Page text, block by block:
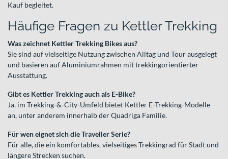
Kauf begleitet.
Häufige Fragen zu Kettler Trekking
Was zeichnet Kettler Trekking Bikes aus?
Sie sind auf vielseitige Nutzung zwischen Alltag und Tour ausgelegt
und basieren auf Aluminiumrahmen mit trekkingorientierter
Ausstattung.
Gibt es Kettler Trekking auch als E-Bike?
Ja, im Trekking-&-City-Umfeld bietet Kettler E-Trekking-Modelle
an, unter anderem innerhalb der Quadriga Familie.
Für wen eignet sich die Traveller Serie?
Für alle, die ein komfortables, vielseitiges Trekkingrad für Stadt und
längere Strecken suchen.